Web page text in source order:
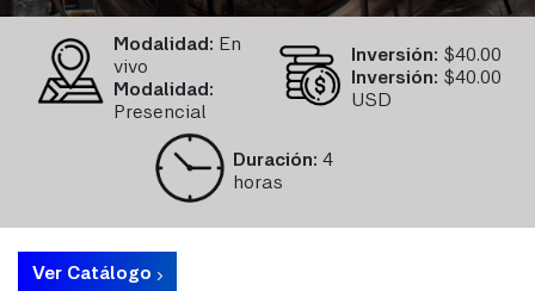
Modalidad: En
vivo
Modalidad:
Presencial
Inversión: $40.00
Inversión: $40.00
USD
Duración: 4
horas
Ver Catálogo